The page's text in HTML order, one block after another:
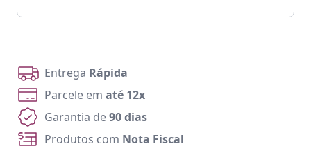
Entrega Rápida
Parcele em até 12x
Garantia de90 dias
Produtos com Nota Fiscal